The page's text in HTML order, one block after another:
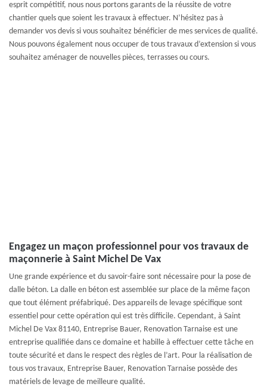
esprit compétitif, nous nous portons garants de la réussite de votre
chantier quels que soient les travaux à effectuer. N’hésitez pas à
demander vos devis si vous souhaitez bénéficier de mes services de qualité.
Nous pouvons également nous occuper de tous travaux d’extension si vous
souhaitez aménager de nouvelles pièces, terrasses ou cours.
Engagez un maçon professionnel pour vos travaux de
maçonnerie à Saint Michel De Vax
Une grande expérience et du savoir-faire sont nécessaire pour la pose de
dalle béton. La dalle en béton est assemblée sur place de la même façon
que tout élément préfabriqué. Des appareils de levage spécifique sont
essentiel pour cette opération qui est très difficile. Cependant, à Saint
Michel De Vax 81140, Entreprise Bauer, Renovation Tarnaise est une
entreprise qualifiée dans ce domaine et habille à effectuer cette tâche en
toute sécurité et dans le respect des règles de l’art. Pour la réalisation de
tous vos travaux, Entreprise Bauer, Renovation Tarnaise possède des
matériels de levage de meilleure qualité.